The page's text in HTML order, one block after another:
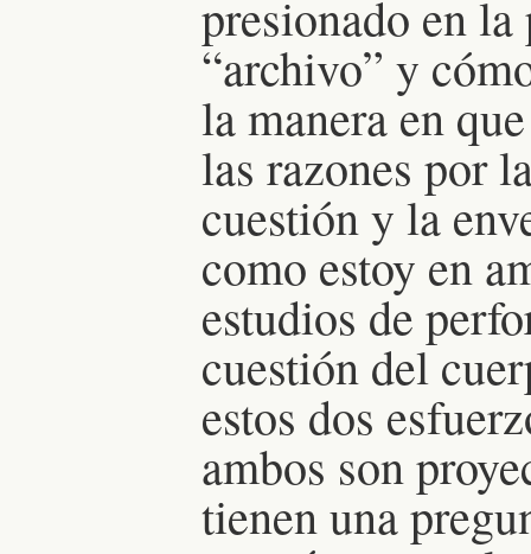
presionado en la
“archivo” y
la manera en
las razones por
cuestión y la
como estoy en
estudios de
cuestión del
estos dos
ambos son
tienen una